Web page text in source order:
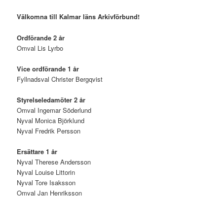
Välkomna till Kalmar läns Arkivförbund!
Ordförande 2 år
Omval Lis Lyrbo
Vice ordförande 1 år
Fyllnadsval Christer Bergqvist
Styrelseledamöter 2 år
Omval Ingemar Söderlund
Nyval Monica Björklund
Nyval Fredrik Persson
Ersättare 1 år
Nyval Therese Andersson
Nyval Louise Littorin
Nyval Tore Isaksson
Omval Jan Henriksson